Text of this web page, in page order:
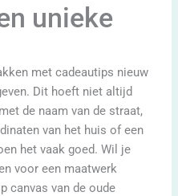
unieke
met cadeautips nieuw
Dit hoeft niet altijd
de naam van de straat,
van het huis of een
het vaak goed. Wil je
voor een maatwerk
canvas van de oude